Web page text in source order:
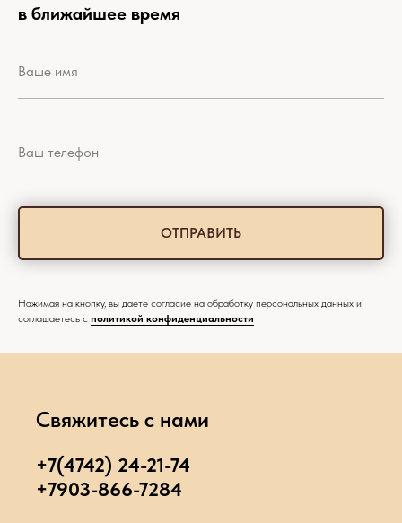
в ближайшее время
ОТПРАВИТЬ
Нажимая на кнопку, вы даете согласие на обработку персональных данных и
соглашаетесь c политикой конфиденциальности
Свяжитесь с нами
+7(4742) 24-21-74
+7903-866-7284